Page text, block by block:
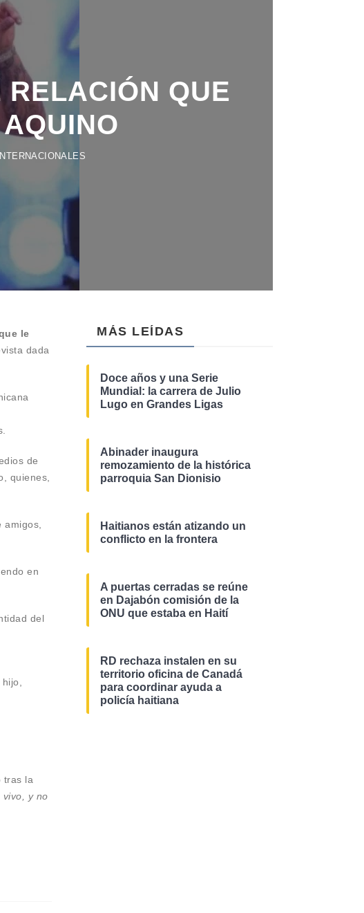
QUE
INTERNACIONALES
le
dada
de
quienes,
en
del
tras la
vivo, y no
MÁS LEÍDAS
Doce años y una Serie
Mundial: la carrera de Julio
Lugo en Grandes Ligas
Abinader inaugura
remozamiento de la histórica
parroquia San Dionisio
Haitianos están atizando un
conflicto en la frontera
A puertas cerradas se reúne
en Dajabón comisión de la
ONU que estaba en Haití
RD rechaza instalen en su
territorio oficina de Canadá
para coordinar ayuda a
policía haitiana